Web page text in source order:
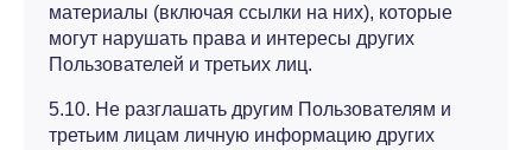
материалы (включая ссылки на них), которые
могут нарушать права и интересы других
Пользователей и третьих лиц.
5.10. Не разглашать другим Пользователям и
третьим лицам личную информацию других